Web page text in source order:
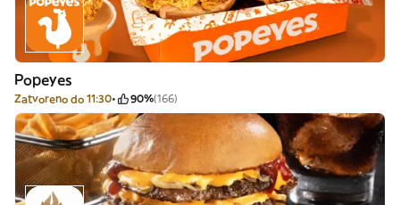
Popeyes
Zatvoreno do 11:30 90%(166)